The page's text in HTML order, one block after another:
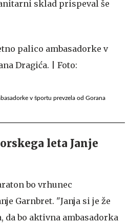
sklad prispeval še
v športu prevzela od Gorana
leta Janje
bo vrhunec
Garnbret. "Janja si je že
da bo aktivna ambasadorka